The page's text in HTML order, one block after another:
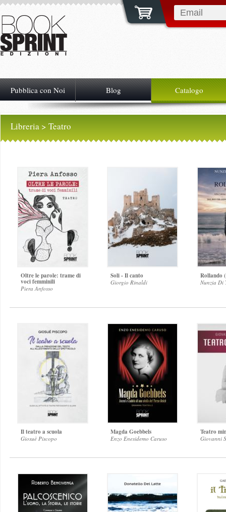
Pubblica con Noi Blog Catalogo
Libreria > Teatro
Oltre le parole: trame di
voci femminili
Piera Anfosso
Soli - Il canto
Giorgio Rinaldi
Rollando
Nunzia Di
Il teatro a scuola
Giosuè Piscopo
Magda Goebbels
Enzo Enesidemo Caruso
Teatro
Giovanni